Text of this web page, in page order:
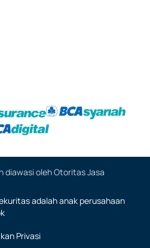
diawasi oleh Otoritas Jasa
adalah anak perusahaan
Privasi